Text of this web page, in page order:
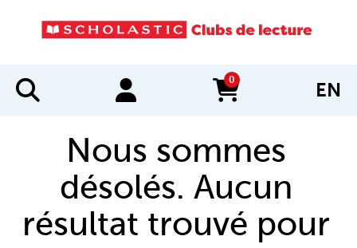
0
items in cart EN
Nous sommes
désolés. Aucun
résultat trouvé pour